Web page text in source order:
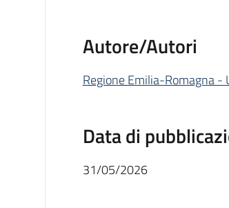
Autore/Autori
Regione Emilia-Romagna -
Data di
31/05/2026